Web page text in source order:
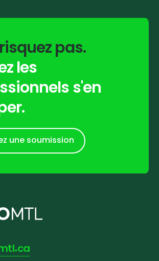
risquezpas.
les
s'en
une soumission
ca